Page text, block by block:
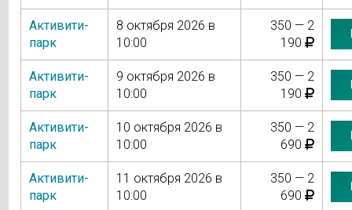
Активити-
парк
8 октября 2026 в
10:00
350 — 2
190
Активити-
парк
9 октября 2026 в
10:00
350 — 2
190
Активити-
парк
10 октября 2026 в
10:00
350 — 2
690
Активити-
парк
11 октября 2026 в
10:00
350 — 2
690